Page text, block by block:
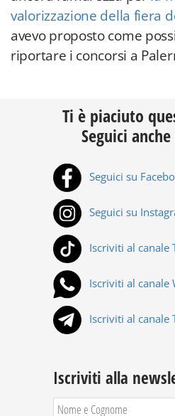
valorizzazione della fiera
avevo proposto come
riportare i concorsi a
Ti è piaciuto
Seguici
Seguici su
Seguici su
Iscriviti al canale
Iscriviti al canale
Iscriviti al canale
Iscriviti alla